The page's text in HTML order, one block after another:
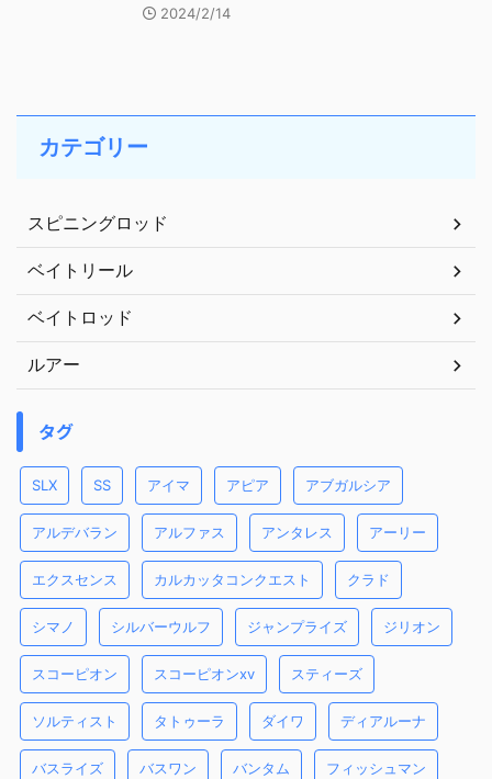
2024/2/14
カテゴリー
スピニングロッド
ベイトリール
ベイトロッド
ルアー
タグ
SLX SS アイマ アピア アブガルシア
アルデバラン アルファス アンタレス アーリー
エクスセンス カルカッタコンクエスト クラド
シマノ シルバーウルフ ジャンプライズ ジリオン
スコーピオン スコーピオンxv スティーズ
ソルティスト タトゥーラ ダイワ ディアルーナ
バスライズ バスワン バンタム フィッシュマン